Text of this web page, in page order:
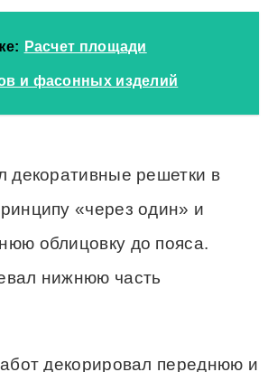
Расчет площади
и фасонных изделий
декоративные решетки в
«через один» и
облицовку до пояса.
нижнюю часть
декорировал переднюю и